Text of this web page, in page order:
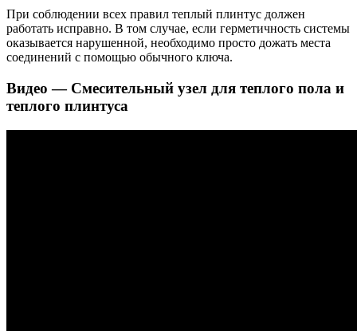
При соблюдении всех правил теплый плинтус должен
работать исправно. В том случае, если герметичность системы
оказывается нарушенной, необходимо просто дожать места
соединений с помощью обычного ключа.
Видео — Смесительный узел для теплого пола и
теплого плинтуса